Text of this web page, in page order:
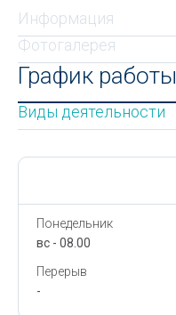
Информация
Фотогалерея
График работы
Виды деятельности
Понедельник
вс - 08.00
Перерыв
-